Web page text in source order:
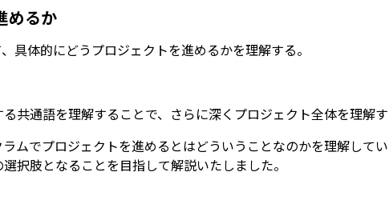
めるか
具体的にどうプロジェクトを進めるかを理解する。
共通語を理解することで、さらに深くプロジェクト全体を理解す
ムでプロジェクトを進めるとはどういうことなのかを理解して
択肢となることを目指して解説いたしました。